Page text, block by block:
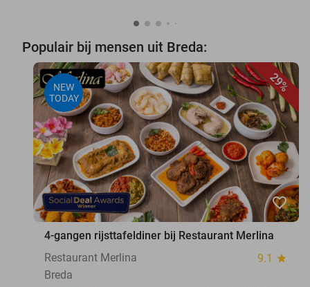
Populair bij mensen uit Breda:
29%
NEW
TODAY
favorite_border
4-gangen rijsttafeldiner bij Restaurant Merlina
Restaurant Merlina
9.1 star
Breda